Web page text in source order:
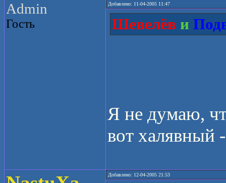
Admin
Гость
Добавлено: 11-04-2005 11:47
Шевелёв и
Я не думаю,
вот халявный
Добавлено: 12-04-2005 21:53